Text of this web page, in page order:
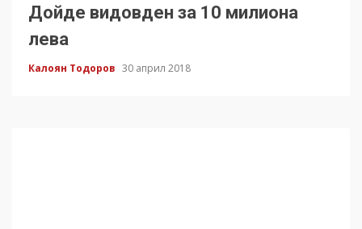
Дойде видовден за 10 милиона
лева
Калоян Тодоров 30 април 2018